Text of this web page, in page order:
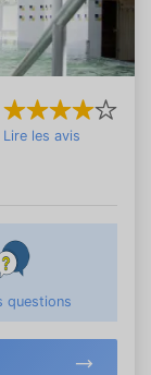
Lire les avis
questions